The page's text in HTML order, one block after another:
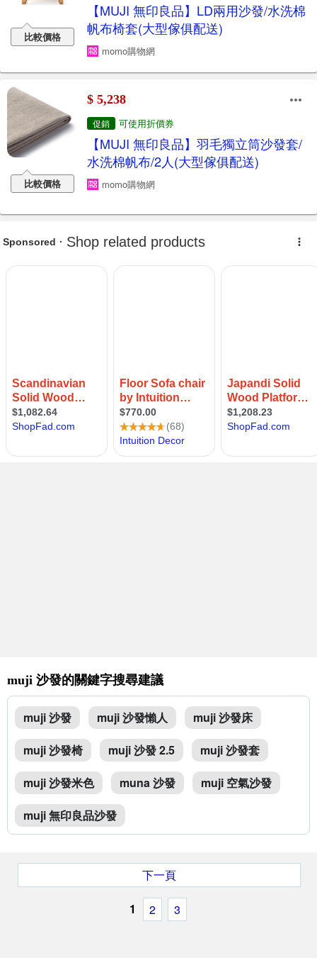
比較價格
【MUJI 無印良品】LD兩用沙發/水洗棉
帆布椅套(大型傢俱配送)
momo購物網
比較價格
$ 5,238
促銷 可使用折價券
【MUJI 無印良品】羽毛獨立筒沙發套/
水洗棉帆布/2人(大型傢俱配送)
momo購物網
muji 沙發的關鍵字搜尋建議
muji 沙發 muji 沙發懶人
muji 沙發床
muji 沙發椅
muji 沙發 2.5
muji 沙發套
muji 沙發米色
muna 沙發
muji 空氣沙發
muji 無印良品沙發
下一頁
1 2 3